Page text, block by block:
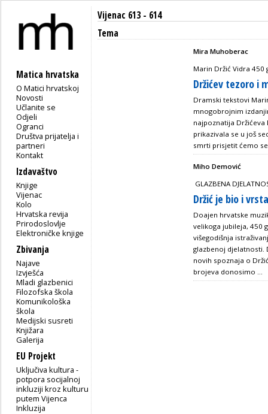
Matica hrvatska
O Matici hrvatskoj
Novosti
Učlanite se
Odjeli
Ogranci
Društva prijatelja i
partneri
Kontakt
Izdavaštvo
Knjige
Vijenac
Kolo
Hrvatska revija
Prirodoslovlje
Elektroničke knjige
Zbivanja
Najave
Izvješća
Mladi glazbenici
Filozofska škola
Komunikološka
škola
Medijski susreti
Knjižara
Galerija
EU Projekt
Uključiva kultura -
potpora socijalnoj
inkluziji kroz kulturu
putem Vijenca
Inkluzija
Vijenac 613 - 614
Tema
Mira Muhoberac
Marin Držić Vidra 450
Držićev tezoro i
Dramski tekstovi
mnogobrojnim
najpoznatija
prikazivala se u još
smrti prisjetit ćemo
Miho Demović
GLAZBENA
Držić je bio i
Doajen hrvatske
velikoga jubileja, 450
višegodišnja
glazbenoj djelatnosti.
novih spoznaja o
brojeva donosimo ...